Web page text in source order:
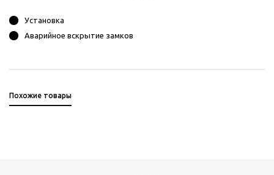
Установка
Аварийное вскрытие замков
Похожие товары